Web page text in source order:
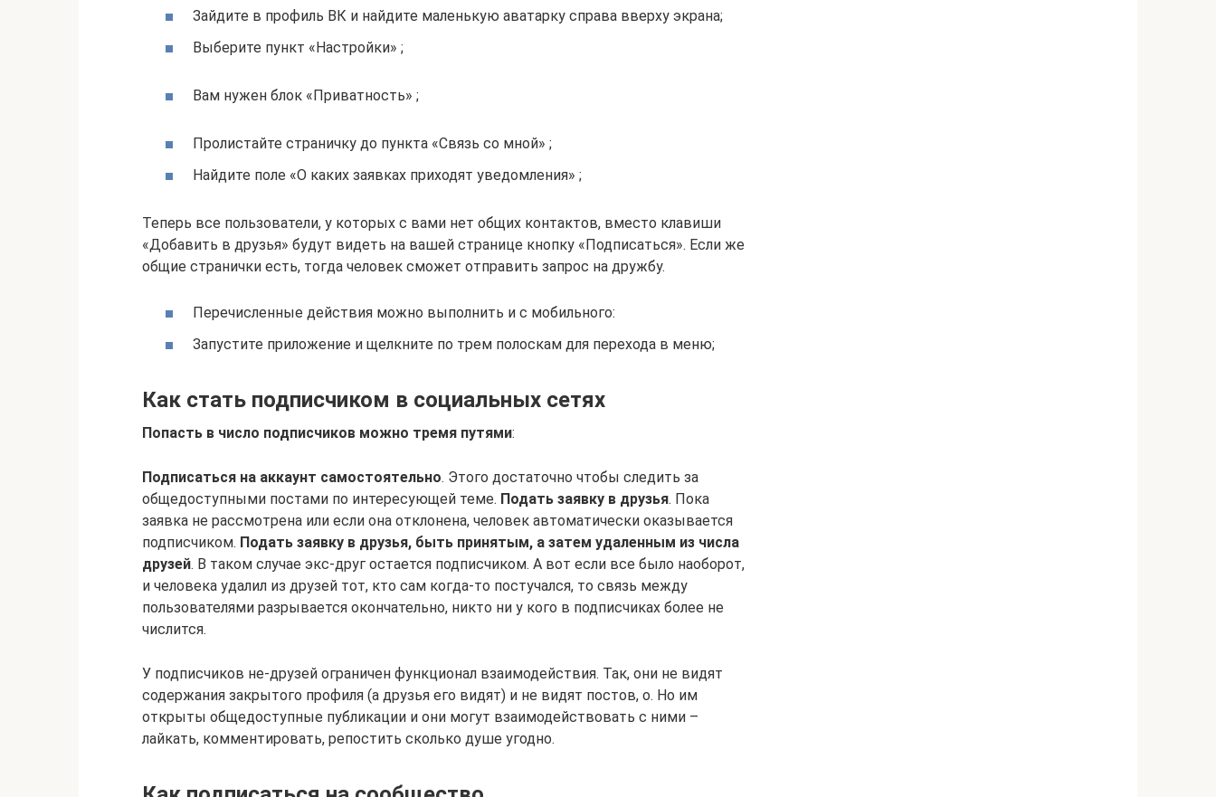
Зайдите в профиль ВК и найдите маленькую аватарку справа вверху экрана;
Выберите пункт «Настройки» ;
Вам нужен блок «Приватность» ;
Пролистайте страничку до пункта «Связь со мной» ;
Найдите поле «О каких заявках приходят уведомления» ;
Теперь все пользователи, у которых с вами нет общих контактов, вместо клавиши
«Добавить в друзья» будут видеть на вашей странице кнопку «Подписаться». Если же
общие странички есть, тогда человек сможет отправить запрос на дружбу.
Перечисленные действия можно выполнить и с мобильного:
Запустите приложение и щелкните по трем полоскам для перехода в меню;
Как стать подписчиком в социальных сетях
Попасть в число подписчиков можно тремя путями:
Подписаться на аккаунт самостоятельно. Этого достаточно чтобы следить за
общедоступными постами по интересующей теме. Подать заявку в друзья. Пока
заявка не рассмотрена или если она отклонена, человек автоматически оказывается
подписчиком. Подать заявку в друзья, быть принятым, а затем удаленным из числа
друзей. В таком случае экс-друг остается подписчиком. А вот если все было наоборот,
и человека удалил из друзей тот, кто сам когда-то постучался, то связь между
пользователями разрывается окончательно, никто ни у кого в подписчиках более не
числится.
У подписчиков не-друзей ограничен функционал взаимодействия. Так, они не видят
содержания закрытого профиля (а друзья его видят) и не видят постов, о. Но им
открыты общедоступные публикации и они могут взаимодействовать с ними –
лайкать, комментировать, репостить сколько душе угодно.